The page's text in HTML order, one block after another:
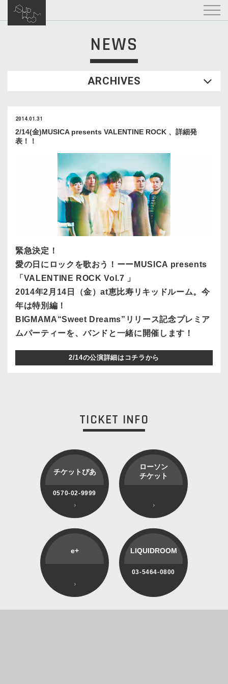
NEWS
ARCHIVES
2014.01.31
2/14(金)MUSICA presents VALENTINE ROCK 、詳細発
表！！
緊急決定！
愛の日にロックを歌おう！ーーMUSICA presents
「VALENTINE ROCK Vol.7 」
2014年2月14日（金）at恵比寿リキッドルーム。今
年は特別編！
BIGMAMA“Sweet Dreams”リリース記念プレミア
ムパーティーを、バンドと一緒に開催します！
2/14の公演詳細はコチラから
TICKET INFO
チケットぴあ
0570-02-9999
ローソン
チケット
e+ LIQUIDROOM
03-5464-0800